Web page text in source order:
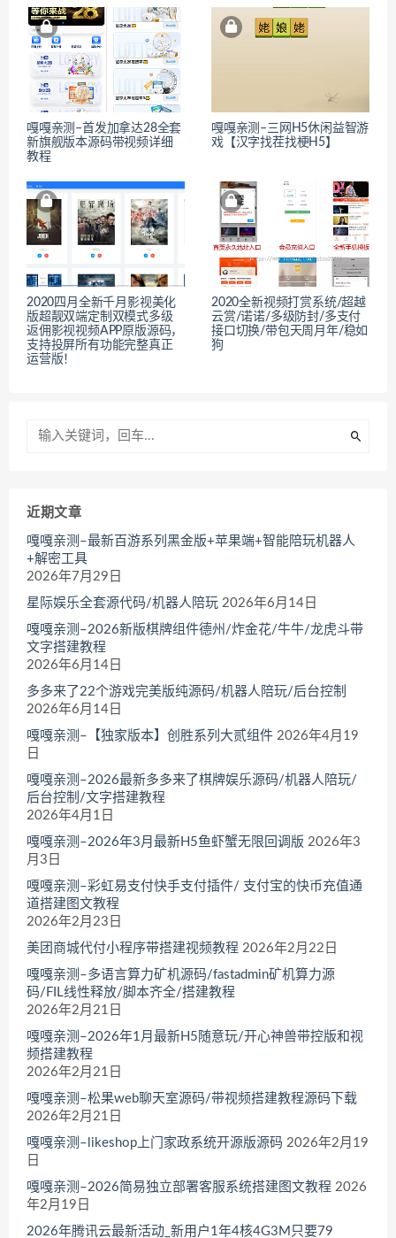
嘎嘎亲测–首发加拿达28全套
新旗舰版本源码带视频详细
教程
嘎嘎亲测–三网H5休闲益智游
戏【汉字找茬找梗H5】
2020四月全新千月影视美化
版超靓双端定制双模式多级
返佣影视视频APP原版源码，
支持投屏所有功能完整真正
运营版！
2020全新视频打赏系统/超越
云赏/诺诺/多级防封/多支付
接口切换/带包天周月年/稳如
狗
近期文章
嘎嘎亲测–最新百游系列黑金版+苹果端+智能陪玩机器人
+解密工具
2026年7月29日
星际娱乐全套源代码/机器人陪玩 2026年6月14日
嘎嘎亲测–2026新版棋牌组件德州/炸金花/牛牛/龙虎斗带
文字搭建教程
2026年6月14日
多多来了22个游戏完美版纯源码/机器人陪玩/后台控制
2026年6月14日
嘎嘎亲测–【独家版本】创胜系列大贰组件 2026年4月19
日
嘎嘎亲测–2026最新多多来了棋牌娱乐源码/机器人陪玩/
后台控制/文字搭建教程
2026年4月1日
嘎嘎亲测–2026年3月最新H5鱼虾蟹无限回调版 2026年3
月3日
嘎嘎亲测–彩虹易支付快手支付插件/ 支付宝的快币充值通
道搭建图文教程
2026年2月23日
美团商城代付小程序带搭建视频教程 2026年2月22日
嘎嘎亲测–多语言算力矿机源码/fastadmin矿机算力源
码/FIL线性释放/脚本齐全/搭建教程
2026年2月21日
嘎嘎亲测–2026年1月最新H5随意玩/开心神兽带控版和视
频搭建教程
2026年2月21日
嘎嘎亲测–松果web聊天室源码/带视频搭建教程源码下载
2026年2月21日
嘎嘎亲测–likeshop上门家政系统开源版源码 2026年2月19
日
嘎嘎亲测–2026简易独立部署客服系统搭建图文教程 2026
年2月19日
2026年腾讯云最新活动_新用户1年4核4G3M只要79